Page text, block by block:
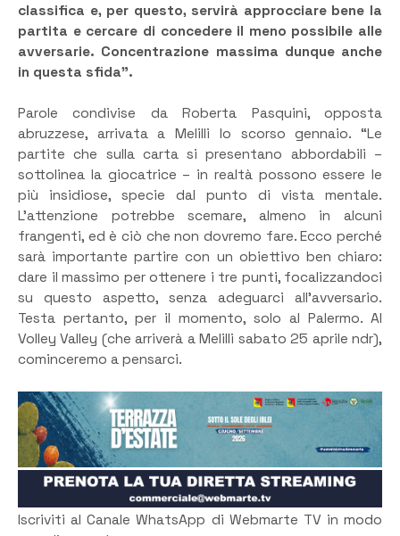
classifica e, per questo, servirà approcciare bene la
partita e cercare di concedere il meno possibile alle
avversarie. Concentrazione massima dunque anche
in questa sfida”.
Parole condivise da Roberta Pasquini, opposta
abruzzese, arrivata a Melilli lo scorso gennaio. “Le
partite che sulla carta si presentano abbordabili –
sottolinea la giocatrice – in realtà possono essere le
più insidiose, specie dal punto di vista mentale.
L’attenzione potrebbe scemare, almeno in alcuni
frangenti, ed è ciò che non dovremo fare. Ecco perché
sarà importante partire con un obiettivo ben chiaro:
dare il massimo per ottenere i tre punti, focalizzandoci
su questo aspetto, senza adeguarci all’avversario.
Testa pertanto, per il momento, solo al Palermo. Al
Volley Valley (che arriverà a Melilli sabato 25 aprile ndr),
cominceremo a pensarci.
Iscriviti al Canale WhatsApp di Webmarte TV in modo